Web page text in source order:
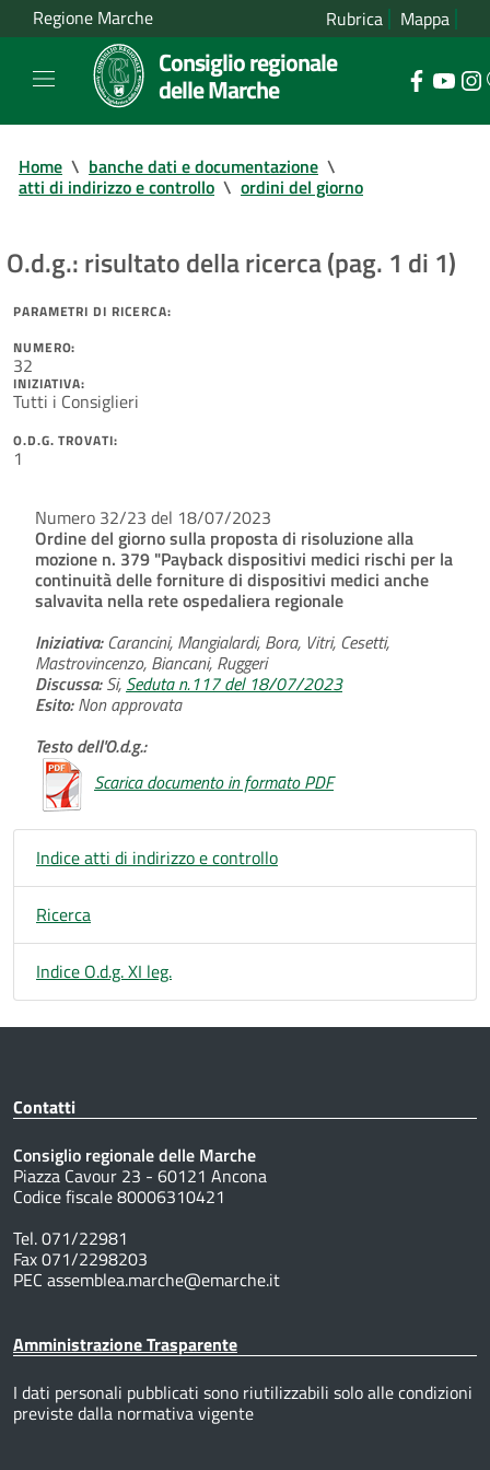
Regione Marche Rubrica Mappa
Consiglio regionale
delle Marche
Home \ banche dati e documentazione \
atti di indirizzo e controllo \ ordini del giorno
O.d.g.: risultato della ricerca (pag. 1 di 1)
PARAMETRI DI RICERCA:
NUMERO:
32
INIZIATIVA:
Tutti i Consiglieri
O.D.G. TROVATI:
1
Numero 32/23 del 18/07/2023
Ordine del giorno sulla proposta di risoluzione alla
mozione n. 379 "Payback dispositivi medici rischi per la
continuità delle forniture di dispositivi medici anche
salvavita nella rete ospedaliera regionale
Iniziativa:Carancini, Mangialardi, Bora, Vitri, Cesetti,
Mastrovincenzo, Biancani, Ruggeri
Discussa:Si, Seduta n.117 del 18/07/2023
Esito:Non approvata
Testo dell'O.d.g.:
Scarica documento in formato PDF
Indice atti di indirizzo e controllo
Ricerca
Indice O.d.g. XI leg.
Contatti
Consiglio regionale delle Marche
Piazza Cavour 23 - 60121 Ancona
Codice fiscale 80006310421
Tel. 071/22981
Fax 071/2298203
PEC assemblea.marche@emarche.it
Amministrazione Trasparente
I dati personali pubblicati sono riutilizzabili solo alle condizioni
previste dalla normativa vigente